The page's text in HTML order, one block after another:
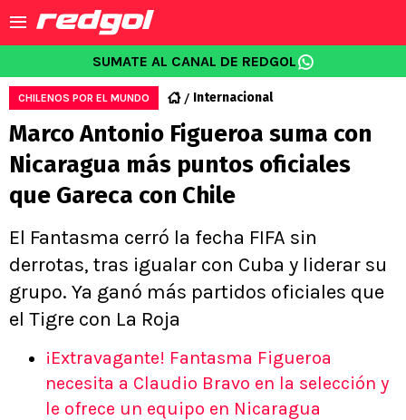
SUMATE AL CANAL DE REDGOL
CHILENOS POR EL MUNDO Internacional
Marco Antonio Figueroa suma con
Nicaragua más puntos oficiales
que Gareca con Chile
El Fantasma cerró la fecha FIFA sin
derrotas, tras igualar con Cuba y liderar su
grupo. Ya ganó más partidos oficiales que
el Tigre con La Roja
¡Extravagante! Fantasma Figueroa
necesita a Claudio Bravo en la selección y
le ofrece un equipo en Nicaragua